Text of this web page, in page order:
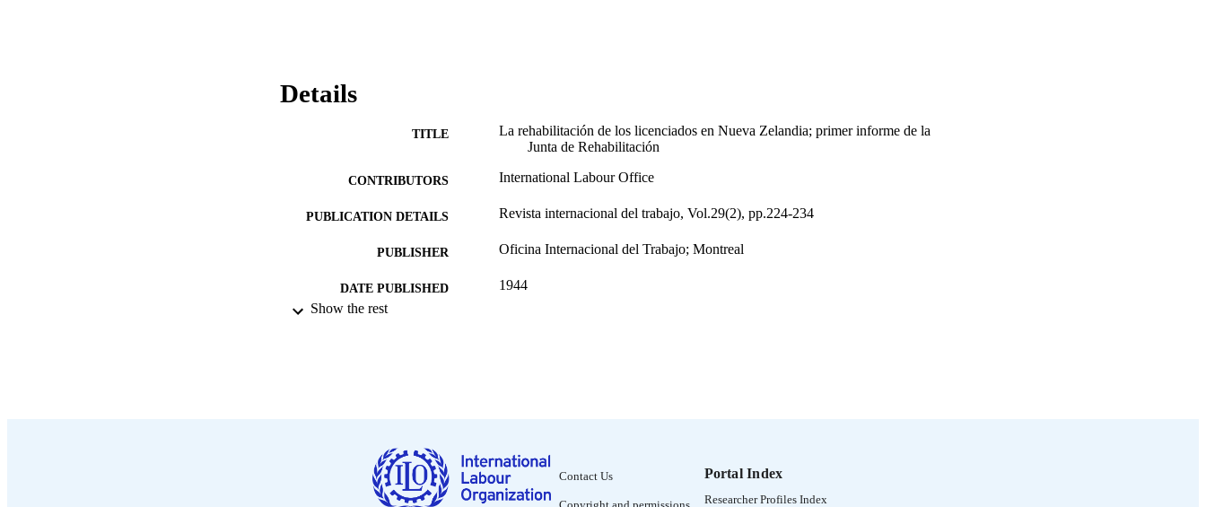
Details
TITLE
La rehabilitación de los licenciados en Nueva Zelandia; primer informe de la
Junta de Rehabilitación
CONTRIBUTORS International Labour Office
PUBLICATION DETAILS Revista internacional del trabajo, Vol.29(2), pp.224-234
PUBLISHER Oficina Internacional del Trabajo; Montreal
DATE PUBLISHED 1944
Show the rest
Contact Us Portal Index
Researcher Profiles Index